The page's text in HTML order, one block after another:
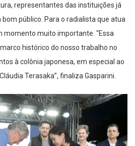
representantes das instituições já
público. Para o radialista que atua
momento muito importante. “Essa
histórico do nosso trabalho no
à colônia japonesa, em especial ao
Terasaka”, finaliza Gasparini.